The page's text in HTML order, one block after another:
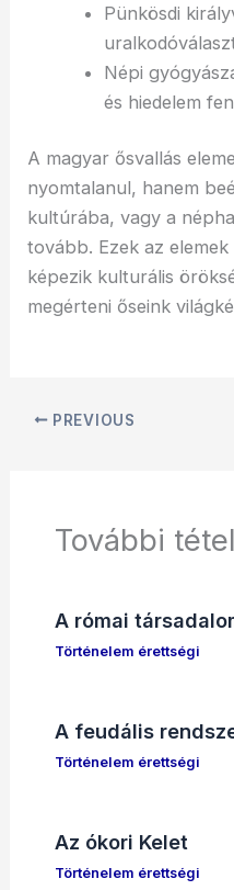
Pünkösdi
Népi
és hiedelem
A magyar ősvallás
nyomtalanul, hanem
kultúrába, vagy a
tovább. Ezek az
képezik kulturális
megérteni őseink
PREVIOUS
További
A római
Történelem érettségi
A feudális
Történelem érettségi
Az ókori Kelet
Történelem érettségi